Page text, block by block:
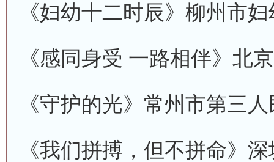
《妇幼十二时辰》 柳州市
《感同身受 一路相伴》 北
《守护的光》 常州市第三
《我们拼搏，但不拼命》 深